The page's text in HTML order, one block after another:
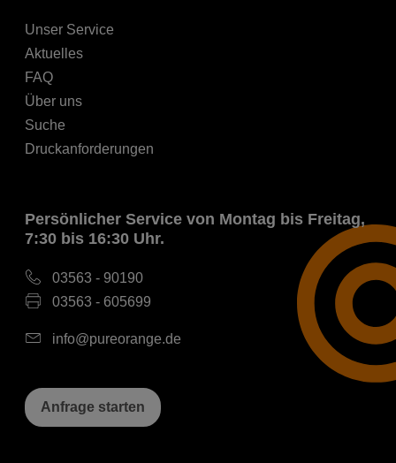
Unser Service
Aktuelles
FAQ
Über uns
Suche
Druckanforderungen
Persönlicher Service von Montag bis Freitag,
7:30 bis 16:30 Uhr.
03563 - 90190
03563 - 605699
info@pureorange.de
Anfrage starten